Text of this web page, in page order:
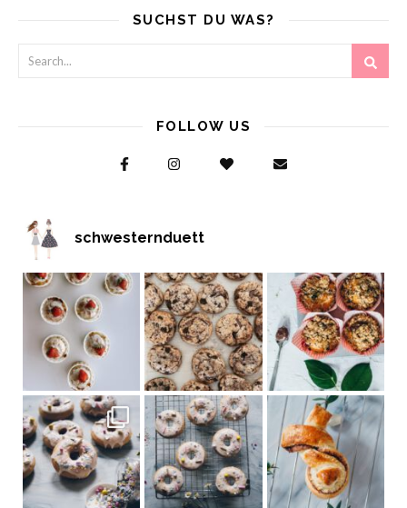
SUCHST DU WAS?
FOLLOW US
schwesternduett